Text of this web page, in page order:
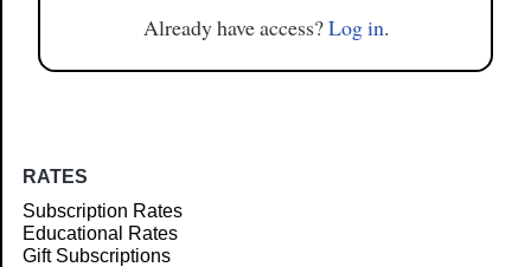
Already have access?Log in.
RATES
Subscription Rates
Educational Rates
Gift Subscriptions